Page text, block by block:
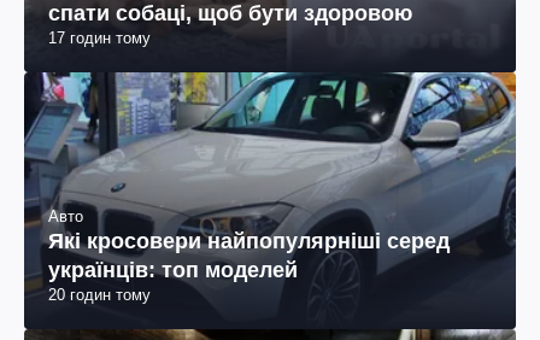
спати собаці, щоб бути здоровою
17 годин тому
Авто
Які кросовери найпопулярніші серед
українців: топ моделей
20 годин тому